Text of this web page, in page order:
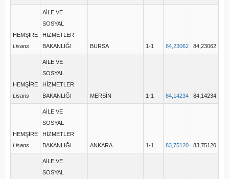
HEMŞİRE
Lisans
AİLE VE
SOSYAL
HİZMETLER
BAKANLIĞI
BURSA 1-1 84,23062 84,23062
HEMŞİRE
Lisans
AİLE VE
SOSYAL
HİZMETLER
BAKANLIĞI
MERSİN 1-1 84,14234 84,14234
HEMŞİRE
Lisans
AİLE VE
SOSYAL
HİZMETLER
BAKANLIĞI
ANKARA 1-1 83,75120 83,75120
AİLE VE
SOSYAL